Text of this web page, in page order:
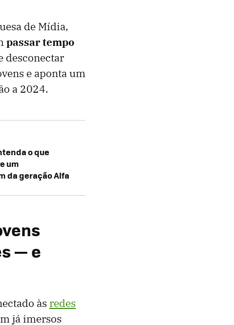
de Mídia,
passar tempo
desconectar
e aponta um
a 2024.
o que
um
da geração Alfa
— e
às redes
já imersos